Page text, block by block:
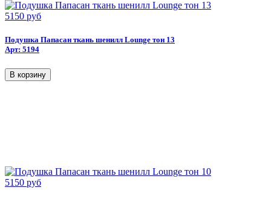
5150 руб
Подушка Папасан ткань шенилл Lounge тон 13
Арт: 5194
5150 руб